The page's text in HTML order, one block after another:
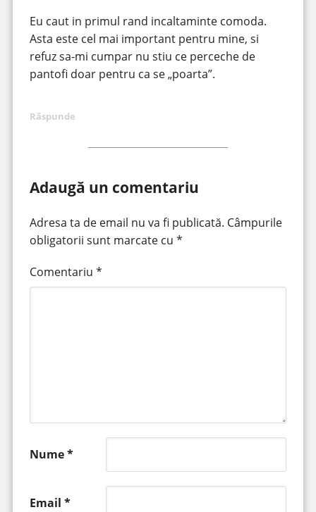
Eu caut in primul rand incaltaminte comoda.
Asta este cel mai important pentru mine, si
refuz sa-mi cumpar nu stiu ce perceche de
pantofi doar pentru ca se „poarta”.
Răspunde
Adaugă un comentariu
Adresa ta de email nu va fi publicată. Câmpurile
obligatorii sunt marcate cu *
Comentariu *
Nume*
Email *